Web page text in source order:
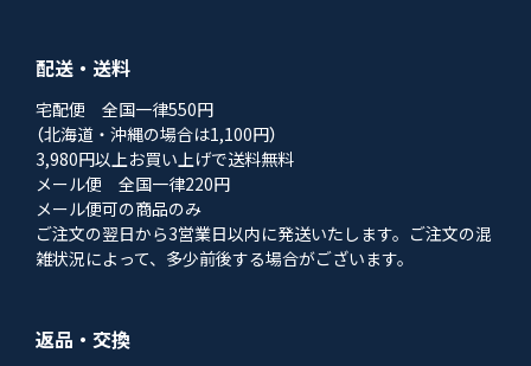
配送・送料
宅配便 全国一律550円
（北海道・沖縄の場合は1,100円）
3,980円以上お買い上げで送料無料
メール便 全国一律220円
メール便可の商品のみ
ご注文の翌日から3営業日以内に発送いたします。ご注文の混
雑状況によって、多少前後する場合がございます。
返品・交換